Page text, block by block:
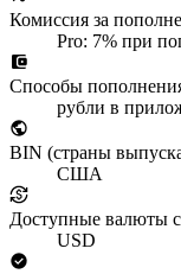
Комиссия за
Pro: 7% при
Способы
рубли в
BIN (страны
США
Доступные валюты
USD